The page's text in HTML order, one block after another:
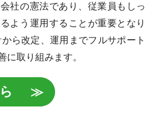
社の憲法であり、従業員もしっ
よう運用することが重要となり
ら改定、運用までフルサポート
に取り組みます。